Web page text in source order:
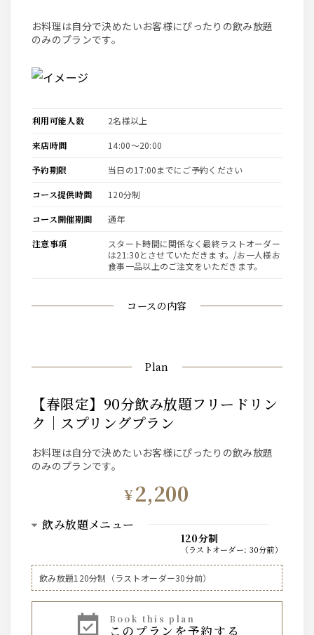
お料理は自分で決めたいお客様にぴったりの飲み放題
のみのプランです。
コースの内容
利用可能人数 2名様以上
来店時間 14:00〜20:00
予約期限 当日の17:00までにご予約ください
コース提供時間 120分制
コース開催期間 通年
注意事項
スタート時間に関係なく最終ラストオーダー
は21:30とさせていただきます。/お一人様お
食事一品以上のご注文をいただきます。
Plan
【春限定】90分飲み放題フリードリン
ク｜スプリングプラン
お料理は自分で決めたいお客様にぴったりの飲み放題
のみのプランです。
¥2,200
飲み放題メニュー
120分制
（ ラストオーダー: 30分前）
ビール
飲み放題120分制（ラストオーダー30分前）
book this plan
このプランを予約する